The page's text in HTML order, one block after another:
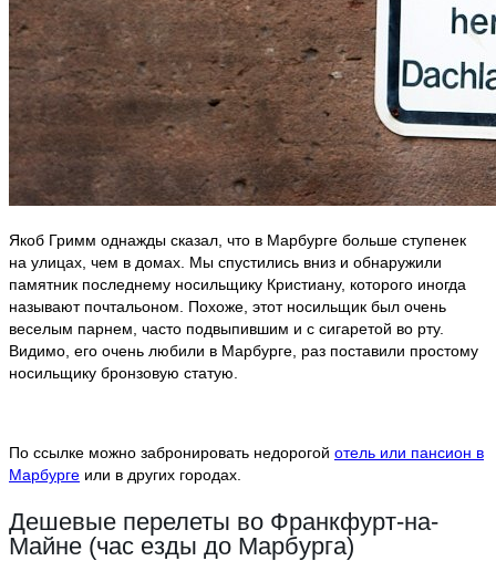
Якоб Гримм однажды сказал, что в Марбурге больше ступенек
на улицах, чем в домах. Мы спустились вниз и обнаружили
памятник последнему носильщику Кристиану, которого иногда
называют почтальоном. Похоже, этот носильщик был очень
веселым парнем, часто подвыпившим и с сигаретой во рту.
Видимо, его очень любили в Марбурге, раз поставили простому
носильщику бронзовую статую.
По ссылке можно забронировать недорогой отель или пансион в
Марбурге или в других городах.
Дешевые перелеты во Франкфурт-на-
Майне (час езды до Марбурга)